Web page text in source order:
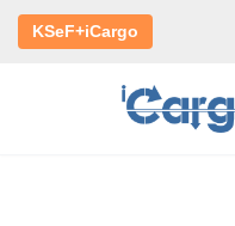
KSeF+iCargo